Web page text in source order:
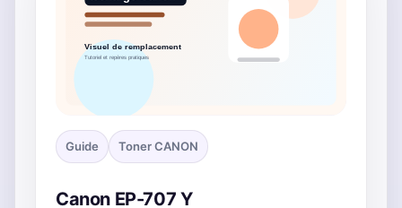
Guide Toner CANON
Canon EP-707 Y